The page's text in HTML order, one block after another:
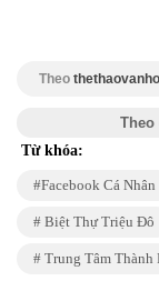
Theo
Theo
Từ khóa:
Facebook Cá Nhân
Biệt Thự Triệu Đô
Trung Tâm Thành